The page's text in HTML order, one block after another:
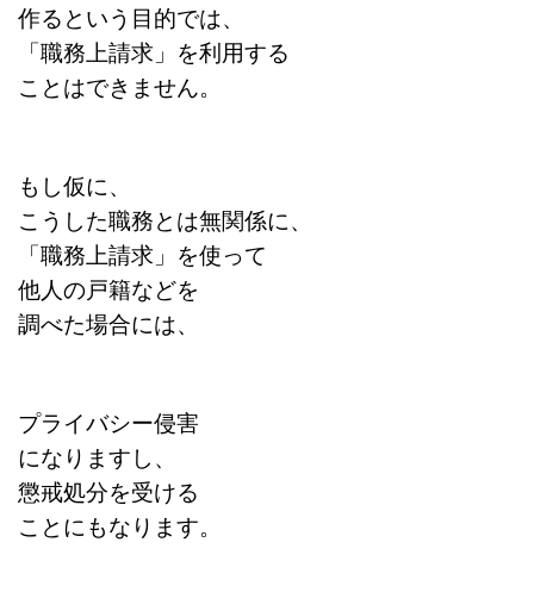
作るという目的では、
「職務上請求」を利用する
ことはできません。
もし仮に、
こうした職務とは無関係に、
「職務上請求」を使って
他人の戸籍などを
調べた場合には、
プライバシー侵害
になりますし、
懲戒処分を受ける
ことにもなります。